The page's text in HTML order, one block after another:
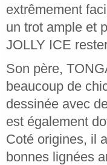
extrêmement
un trot ample et
JOLLY ICE
Son père,
beaucoup de
dessinée avec
est également
Coté origines, il
bonnes lignées